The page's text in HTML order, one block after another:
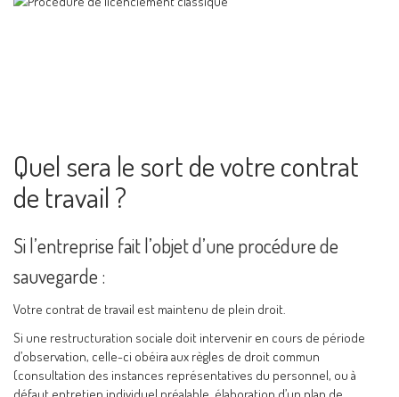
Quel sera le sort de votre contrat
de travail ?
Si l’entreprise fait l’objet d’une procédure de
sauvegarde :
Votre contrat de travail est maintenu de plein droit.
Si une restructuration sociale doit intervenir en cours de période
d’observation, celle-ci obéira aux règles de droit commun
(consultation des instances représentatives du personnel, ou à
défaut entretien individuel préalable, élaboration d’un plan de